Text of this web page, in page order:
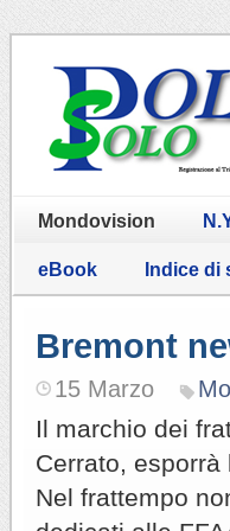
Mondovision
eBook Indice di
Bremont
15 Marzo
Il marchio dei
Cerrato,
Nel frattempo